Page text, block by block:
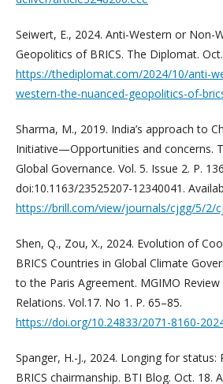
Seiwert, E., 2024. Anti-Western or Non-
Geopolitics of BRICS. The Diplomat.
https://thediplomat.com/2024/10/anti-
western-the-nuanced-geopolitics-of-
Sharma, M., 2019. India’s approach to
Initiative—Opportunities and concerns.
Global Governance. Vol. 5. Issue 2. P.
doi:10.1163/23525207-12340041.
https://brill.com/view/journals/cjgg/5/2/
Shen, Q., Zou, X., 2024. Evolution of
BRICS Countries in Global Climate
to the Paris Agreement. MGIMO
Relations. Vol.17. No 1. P. 65–85.
https://doi.org/10.24833/2071-8160-
Spanger, H.-J., 2024. Longing for status:
BRICS chairmanship. BTI Blog. Oct. 18.